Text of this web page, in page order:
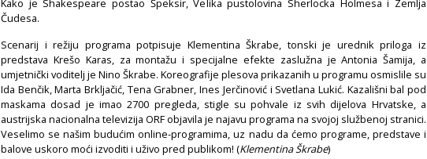
Čudesa.
Scenarij i režiju programa potpisuje Klementina Škrabe, tonski je urednik priloga iz
predstava Krešo Karas, za montažu i specijalne efekte zaslužna je Antonia Šamija, a
umjetnički voditelj je Nino Škrabe. Koreografije plesova prikazanih u programu osmislile su
Ida Benčik, Marta Brkljačić, Tena Grabner, Ines Jerčinović i Svetlana Lukić. Kazališni bal pod
maskama dosad je imao 2700 pregleda, stigle su pohvale iz svih dijelova Hrvatske, a
austrijska nacionalna televizija ORF objavila je najavu programa na svojoj službenoj stranici.
Veselimo se našim budućim online-programima, uz nadu da ćemo programe, predstave i
balove uskoro moći izvoditi i uživo pred publikom! (Klementina Škrabe)